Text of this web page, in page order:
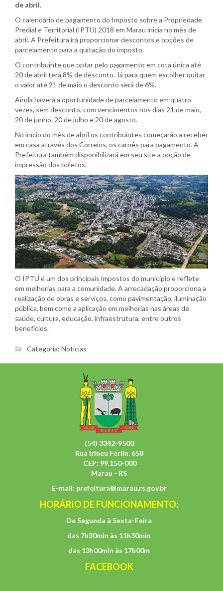
de abril.
O calendário de pagamento do Imposto sobre a Propriedade
Predial e Territorial (IPTU) 2018 em Marau inicia no mês de
abril. A Prefeitura irá proporcionar descontos e opções de
parcelamento para a quitação do imposto.
O contribuinte que optar pelo pagamento em cota única até
20 de abril terá 8% de desconto. Já para quem escolher quitar
o valor até 21 de maio o desconto será de 6%.
Ainda haverá a oportunidade de parcelamento em quatro
vezes, sem desconto, com vencimentos nos dias 21 de maio,
20 de junho, 20 de julho e 20 de agosto.
No início do mês de abril os contribuintes começarão a receber
em casa através dos Correios, os carnês para pagamento. A
Prefeitura também disponibilizará em seu site a opção de
impressão dos boletos.
O IPTU é um dos principais impostos do município e reflete
em melhorias para a comunidade. A arrecadação proporciona a
realização de obras e serviços, como pavimentação, iluminação
pública, bem como a aplicação em melhorias nas áreas de
saúde, cultura, educação, infraestrutura, entre outros
benefícios.
Categoria: Notícias
(54) 3342-9500
Rua Irineu Ferlin, 658
CEP: 99.150-000
Marau - RS
E-mail: prefeitura@marau.rs.gov.br
HORÁRIO DE FUNCIONAMENTO:
De Segunda à Sexta-Feira
das 7h30min às 11h30min
das 13h00min às 17h00m
FACEBOOK